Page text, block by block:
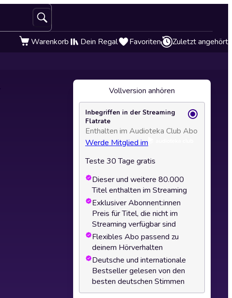
Warenkorb Dein Regal Favoriten Zuletzt angehört
Vollversion anhören
Inbegriffen in der Streaming
Flatrate
Enthalten im Audioteka Club Abo
Werde Mitglied im
Teste 30 Tage gratis
Dieser und weitere 80.000
Titel enthalten im Streaming
Exklusiver Abonnent:innen
Preis für Titel, die nicht im
Streaming verfügbar sind
Flexibles Abo passend zu
deinem Hörverhalten
Deutsche und internationale
Bestseller gelesen von den
besten deutschen Stimmen